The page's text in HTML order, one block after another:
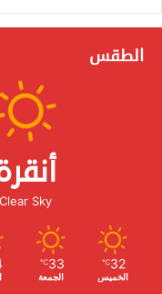
الطقس
Clear Sky
32
℃
الخميس
33
℃
الجمعة